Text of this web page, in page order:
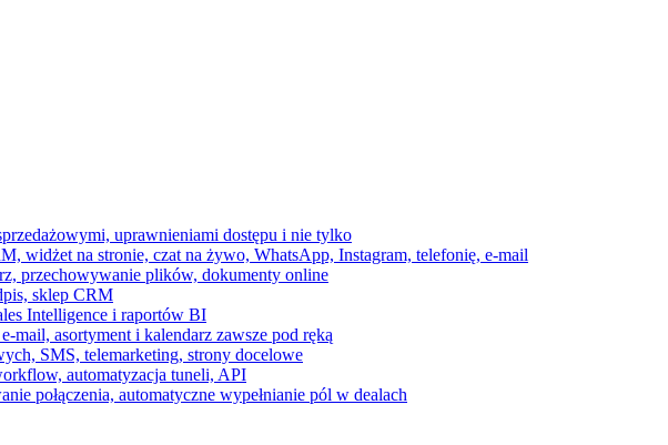
uprawnieniami dostępu i nie tylko
widżet na stronie, czat na żywo, WhatsApp, Instagram, telefonię, e-mail
przechowywanie plików, dokumenty online
sklep CRM
Intelligence i raportów BI
mail, asortyment i kalendarz zawsze pod ręką
SMS, telemarketing, strony docelowe
automatyzacja tuneli, API
połączenia, automatyczne wypełnianie pól w dealach